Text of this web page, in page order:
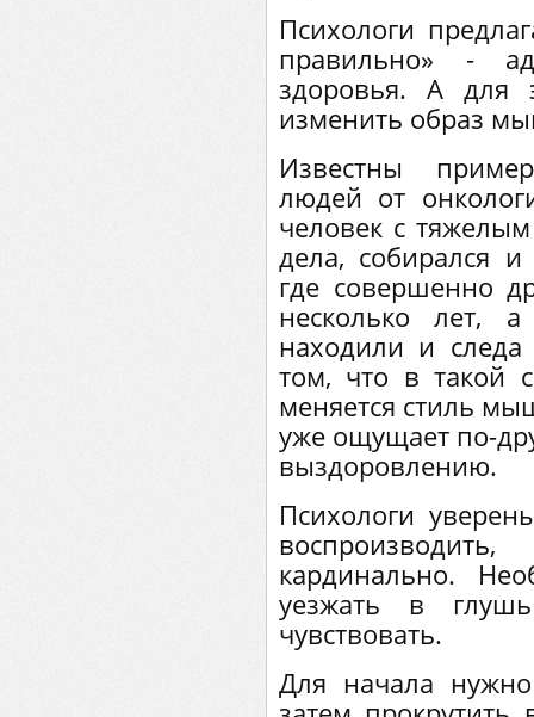
Психологи
правильно» -
здоровья. А для
изменить образ
Известны
людей от
человек с
дела, собирался
где совершенно
несколько лет,
находили и следа
том, что в такой
меняется стиль
уже ощущает по-
выздоровлению.
Психологи
кардинально.
уезжать в
чувствовать.
Для начала